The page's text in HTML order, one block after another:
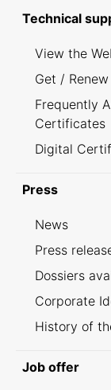
Technical
View the
Get /
Frequently
Certificates
Digital
Press
News
Press
Dossiers
Corporate
History of
Job offer